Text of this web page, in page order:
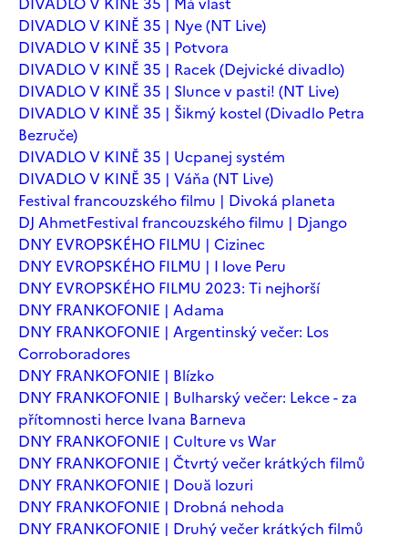
DIVADLO V KINĚ 35 | Nye (NT Live)
DIVADLO V KINĚ 35 | Potvora
DIVADLO V KINĚ 35 | Racek (Dejvické divadlo)
DIVADLO V KINĚ 35 | Slunce v pasti! (NT Live)
DIVADLO V KINĚ 35 | Šikmý kostel (Divadlo Petra
Bezruče)
DIVADLO V KINĚ 35 | Ucpanej systém
DIVADLO V KINĚ 35 | Váňa (NT Live)
Festival francouzského filmu | Divoká planeta
DJ AhmetFestival francouzského filmu | Django
DNY EVROPSKÉHO FILMU | Cizinec
DNY EVROPSKÉHO FILMU | I love Peru
DNY EVROPSKÉHO FILMU 2023: Ti nejhorší
DNY FRANKOFONIE | Adama
DNY FRANKOFONIE | Argentinský večer: Los
Corroboradores
DNY FRANKOFONIE | Blízko
DNY FRANKOFONIE | Bulharský večer: Lekce - za
přítomnosti herce Ivana Barneva
DNY FRANKOFONIE | Culture vs War
DNY FRANKOFONIE | Čtvrtý večer krátkých filmů
DNY FRANKOFONIE | Două lozuri
DNY FRANKOFONIE | Drobná nehoda
DNY FRANKOFONIE | Druhý večer krátkých filmů